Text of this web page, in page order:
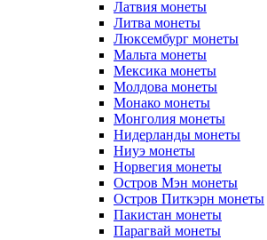
Латвия монеты
Литва монеты
Люксембург монеты
Мальта монеты
Мексика монеты
Молдова монеты
Монако монеты
Монголия монеты
Нидерланды монеты
Ниуэ монеты
Норвегия монеты
Остров Мэн монеты
Остров Питкэрн монеты
Пакистан монеты
Парагвай монеты